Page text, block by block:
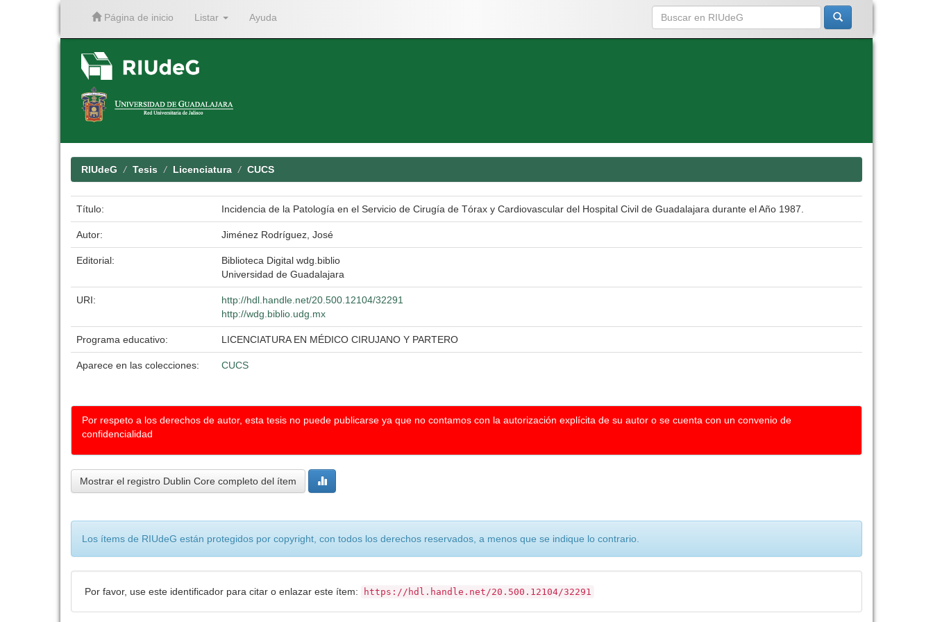
Página de inicio Listar Ayuda
RIUdeG Tesis Licenciatura CUCS
Título: Incidencia de la Patología en el Servicio de Cirugía de Tórax y Cardiovascular del Hospital Civil de Guadalajara durante el Año 1987.
Autor: Jiménez Rodríguez, José
Editorial:
Biblioteca Digital wdg.biblio
Universidad de Guadalajara
URI:
http://hdl.handle.net/20.500.12104/32291
http://wdg.biblio.udg.mx
Programa educativo: LICENCIATURA EN MÉDICO CIRUJANO Y PARTERO
Aparece en las colecciones: CUCS
Por respeto a los derechos de autor, esta tesis no puede publicarse ya que no contamos con la autorización explícita de su autor o se cuenta con un convenio de
confidencialidad
Mostrar el registro Dublin Core completo del ítem
Los ítems de RIUdeG están protegidos por copyright, con todos los derechos reservados, a menos que se indique lo contrario.
Por favor, use este identificador para citar o enlazar este ítem: https://hdl.handle.net/20.500.12104/32291